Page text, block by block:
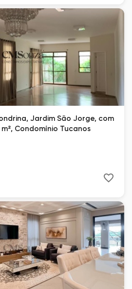
Jardim São Jorge, com
Condomínio Tucanos